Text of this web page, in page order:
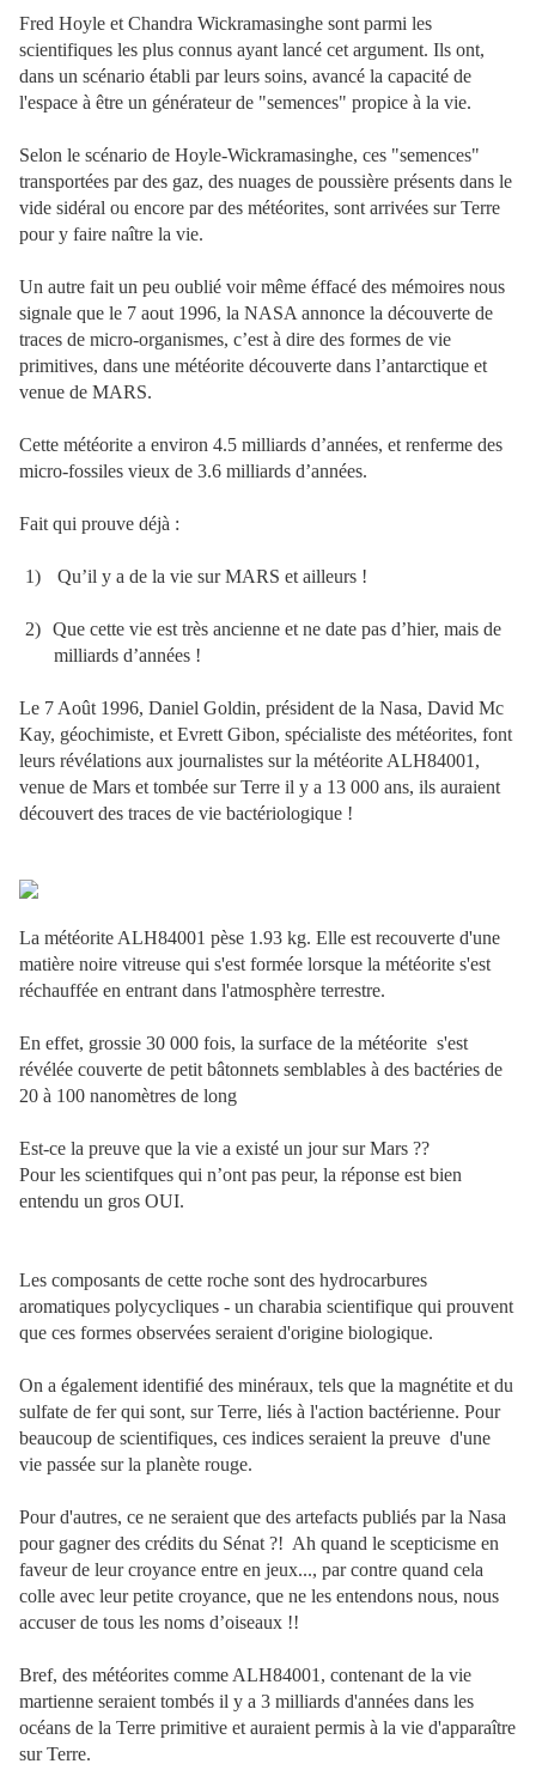
Fred Hoyle et Chandra Wickramasinghe sont parmi les
scientifiques les plus connus ayant lancé cet argument. Ils ont,
dans un scénario établi par leurs soins, avancé la capacité de
l'espace à être un générateur de "semences" propice à la vie.
Selon le scénario de Hoyle-Wickramasinghe, ces "semences"
transportées par des gaz, des nuages de poussière présents dans le
vide sidéral ou encore par des météorites, sont arrivées sur Terre
pour y faire naître la vie.
Un autre fait un peu oublié voir même éffacé des mémoires nous
signale que le 7 aout 1996, la NASA annonce la découverte de
traces de micro-organismes, c’est à dire des formes de vie
primitives, dans une météorite découverte dans l’antarctique et
venue de MARS.
Cette météorite a environ 4.5 milliards d’années, et renferme des
micro-fossiles vieux de 3.6 milliards d’années.
Fait qui prouve déjà :
1) Qu’il y a de la vie sur MARS et ailleurs !
2) Que cette vie est très ancienne et ne date pas d’hier, mais de
milliards d’années !
Le 7 Août 1996, Daniel Goldin, président de la Nasa, David Mc
Kay, géochimiste, et Evrett Gibon, spécialiste des météorites, font
leurs révélations aux journalistes sur la météorite ALH84001,
venue de Mars et tombée sur Terre il y a 13 000 ans, ils auraient
découvert des traces de vie bactériologique !
La météorite ALH84001 pèse 1.93 kg. Elle est recouverte d'une
matière noire vitreuse qui s'est formée lorsque la météorite s'est
réchauffée en entrant dans l'atmosphère terrestre.
En effet, grossie 30 000 fois, la surface de la météorite s'est
révélée couverte de petit bâtonnets semblables à des bactéries de
20 à 100 nanomètres de long
Est-ce la preuve que la vie a existé un jour sur Mars ??
Pour les scientifques qui n’ont pas peur, la réponse est bien
entendu un gros OUI.
Les composants de cette roche sont des hydrocarbures
aromatiques polycycliques - un charabia scientifique qui prouvent
que ces formes observées seraient d'origine biologique.
On a également identifié des minéraux, tels que la magnétite et du
sulfate de fer qui sont, sur Terre, liés à l'action bactérienne. Pour
beaucoup de scientifiques, ces indices seraient la preuve d'une
vie passée sur la planète rouge.
Pour d'autres, ce ne seraient que des artefacts publiés par la Nasa
pour gagner des crédits du Sénat ?! Ah quand le scepticisme en
faveur de leur croyance entre en jeux..., par contre quand cela
colle avec leur petite croyance, que ne les entendons nous, nous
accuser de tous les noms d’oiseaux !!
Bref, des météorites comme ALH84001, contenant de la vie
martienne seraient tombés il y a 3 milliards d'années dans les
océans de la Terre primitive et auraient permis à la vie d'apparaître
sur Terre.